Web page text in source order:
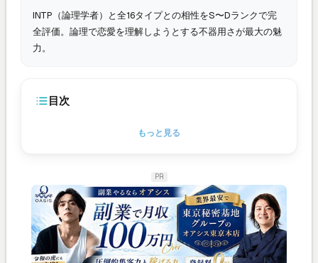
INTP（論理学者）と全16タイプとの相性をS〜Dランクで完
全評価。論理で恋愛を理解しようとする不器用さが最大の魅
力。
目次
もっと見る
PR